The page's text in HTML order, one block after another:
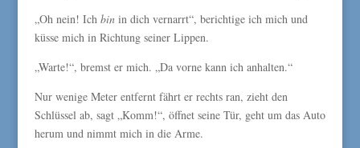
„Oh nein! Ich binin dich vernarrt“, berichtige ich mich und
küsse mich in Richtung seiner Lippen.
„Warte!“, bremst er mich. „Da vorne kann ich anhalten.“
Nur wenige Meter entfernt fährt er rechts ran, zieht den
Schlüssel ab, sagt „Komm!“, öffnet seine Tür, geht um das Auto
herum und nimmt mich in die Arme.